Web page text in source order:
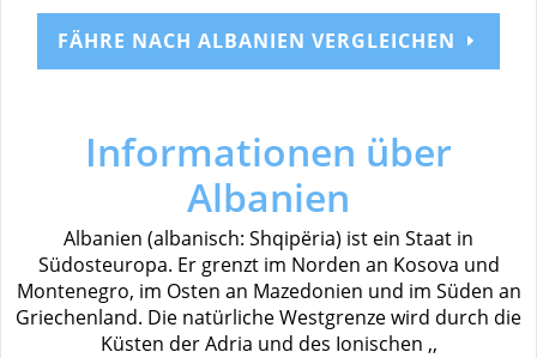
FÄHRE NACH ALBANIEN VERGLEICHEN
Informationen über
Albanien
Albanien (albanisch: Shqipëria) ist ein Staat in
Südosteuropa. Er grenzt im Norden an Kosova und
Montenegro, im Osten an Mazedonien und im Süden an
Griechenland. Die natürliche Westgrenze wird durch die
Küsten der Adria und des Ionischen ,,